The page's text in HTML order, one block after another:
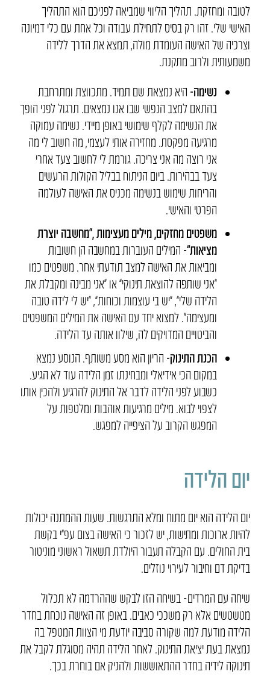
לטובה ומחזקת. תהליך הליווי שמביאה לפניכם הוא התהליך
האישי שלי. זהו רק בסיס לתחילת עבודה וכל אחת עם כלי דמיונה
וצרכיה של האישה העומדת מולה, תמצא את הדרך ללידה
משמעותית ולרוב מתקנת.
נשימה- היא נמצאת שם תמיד. מתכווצת ומתרחבת
בהתאם למצב הנפשי שבו אנו נמצאים. תרגול לפני הופך
את הנשימה לקלף שימושי באופן מיידי. נשימה עמוקה
מרגיעה מפקסת. מחזירה אותי לעצמי, מה חשוב לי מה
אני רוצה מה אני צריכה. גורמת לי לחשוב צעד אחרי
צעד בבהירות. ביום הניתוח בבליל הקולות הרעשים
והריחות שימוש בנשימה מכניס את האישה לעולמה
הפרטי והאישי.
משפטים מחזקים, מילים מעצימות ,“מחשבה יוצרת
מציאות”- המילים העוברות במחשבה הן חשובות
ומביאות את האישה למצב תודעתי אחר. משפטים כמו
“אני שותפה להוצאת תינוקי” או “אני מבינה ומקבלת את
הלידה שלי”, “יש בי עוצמות וכוחות”, “יש לי לידה טובה
ומעצימה”. למצוא יחד עם האישה את המילים המשפטים
והביטויים המדויקים לה, שילוו אותה עד הלידה.
הכנת התינוק- הריון הוא מסע משותף. הנוסע נמצא
במקום הכי אידיאלי ומבחינתו זמן הלידה עוד לא הגיע.
כשבוע לפני הלידה לדבר אל התינוק להרגיע ולהכין אותו
לצפוי לבוא. מילים מרגיעות אוהבות ומלטפות על
המפגש הקרוב על הציפייה למפגש.
יום הלידה
יום הלידה הוא יום מתוח ומלא התרגשות. שעות ההמתנה יכולות
להיות ארוכות ומתישות, יש לזכור כי האישה בצום עפ”י בקשת
בית החולים. עם הקבלה תעבור היולדת תשאול ראשוני מוניטור
בדיקת דם וחיבור לעירוי נוזלים.
שיחה עם המרדים- בשיחה הזו לבקש שההרדמה לא תכלול
מטשטשים אלא רק משככי כאבים. באופן זה האישה נוכחת בחדר
הלידה מודעת למה שקורה סביבה יודעת מי הצוות המטפל בה
נמצאת בעת יציאת התינוק. לאחר הלידה תהיה מסוגלת לקבל את
תינוקה לידיה בחדר ההתאוששות ולהניק אם בוחרת בכך.